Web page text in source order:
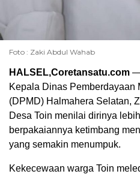
Foto : Zaki Abdul Wahab
HALSEL,Coretansatu.com —
Kepala Dinas Pemberdayaan
(DPMD) Halmahera Selatan,
Desa Toin menilai dirinya
berpakaiannya ketimbang
yang semakin menumpuk.
Kekecewaan warga Toin